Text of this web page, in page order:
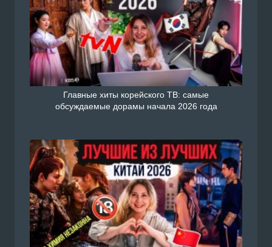
Главные хиты корейского ТВ: самые
обсуждаемые дорамы начала 2026 года